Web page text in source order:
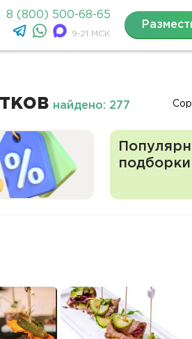
8 (800) 500-68-65
9-21 МСК
найдено: 277
подборки